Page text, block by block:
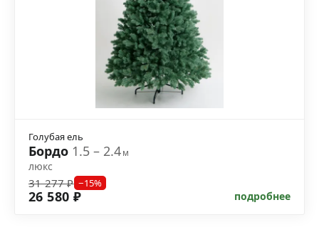
Голубая ель
Бордо 1.5 – 2.4м
люкс
31 277 ₽ −15%
26 580 ₽ подробнее